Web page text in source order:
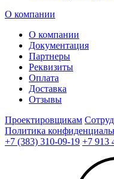
О компании
О компании
Документация
Партнеры
Реквизиты
Оплата
Доставка
Отзывы
Проектировщикам
Политика
+7 (383) 310-09-19 +7 913